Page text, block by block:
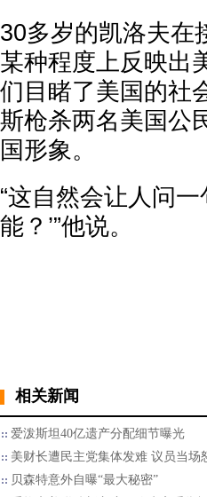
30多岁的凯洛夫在
某种程度上反映出
们目睹了美国的
斯枪杀两名美国
国形象。
“这自然会让人问
能？’”他说。
相关新闻
爱泼斯坦40亿遗产分配细节曝光
美财长遭民主党集体发难 议员当场
贝森特意外自曝“最大秘密”